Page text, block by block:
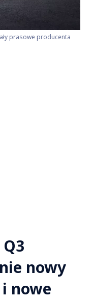
prasowe producenta
nowy
nowe